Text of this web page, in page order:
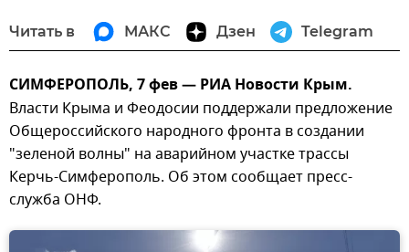
Читать в МАКС Дзен Telegram
СИМФЕРОПОЛЬ, 7 фев — РИА Новости Крым.
Власти Крыма и Феодосии поддержали предложение
Общероссийского народного фронта в создании
"зеленой волны" на аварийном участке трассы
Керчь-Симферополь. Об этом сообщает пресс-
служба ОНФ.